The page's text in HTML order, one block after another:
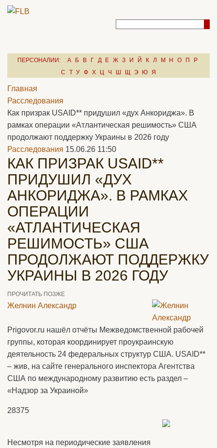
ПЕРСОНАЛИИ: А Б В Г Д Е Ж З И Й К Л М Н О П
Р
С
Т У Ф Х Ц Ч Ш Щ Э Ю Я
Главная
Расследования
Как призрак USAID** придушил «дух Анкориджа». В
рамках операции «Атлантическая решимость» США
продолжают поддержку Украины в 2026 году
Расследования 15.06.26 11:50
КАК ПРИЗРАК USAID**
ПРИДУШИЛ «ДУХ
АНКОРИДЖА». В РАМКАХ
ОПЕРАЦИИ
«АТЛАНТИЧЕСКАЯ
РЕШИМОСТЬ» США
ПРОДОЛЖАЮТ ПОДДЕРЖКУ
УКРАИНЫ В 2026 ГОДУ
ПРОЧИТАТЬ ПОЗЖЕ
Желнин Александр
Prigovor.ru нашёл отчёты Межведомственной рабочей
группы, которая координирует проукраинскую
деятельность 24 федеральных структур США. USAID**
– жив, на сайте генерального инспектора Агентства
США по международному развитию есть раздел –
«Надзор за Украиной»
28375
Несмотря на периодические заявления